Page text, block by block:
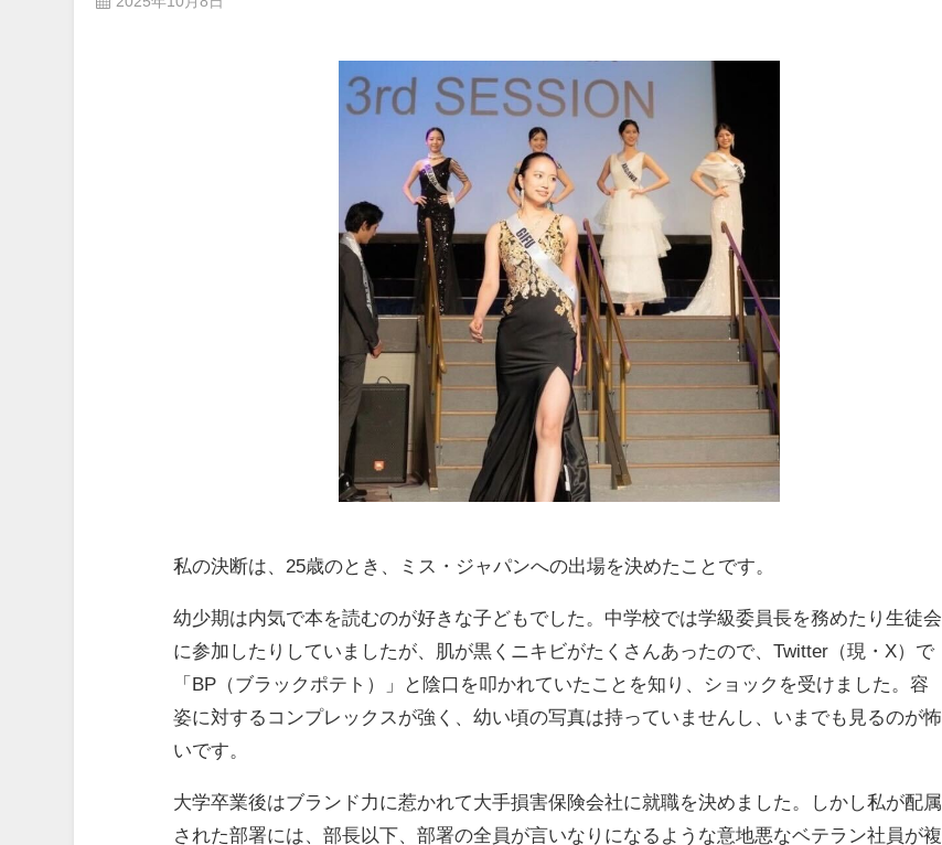
私の決断は、25歳のとき、ミス・ジャパンへの出場を決めたことです。
幼少期は内気で本を読むのが好きな子どもでした。中学校では学級委員長を務めたり生徒会
に参加したりしていましたが、肌が黒くニキビがたくさんあったので、Twitter（現・X）で
「BP（ブラックポテト）」と陰口を叩かれていたことを知り、ショックを受けました。容
姿に対するコンプレックスが強く、幼い頃の写真は持っていませんし、いまでも見るのが怖
いです。
大学卒業後はブランド力に惹かれて大手損害保険会社に就職を決めました。しかし私が配属
された部署には、部長以下、部署の全員が言いなりになるような意地悪なベテラン社員が複